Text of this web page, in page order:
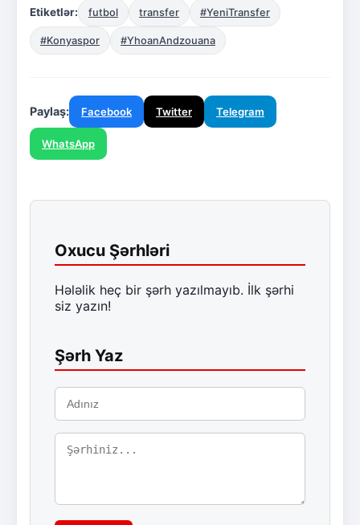
Etiketlər: futbol transfer #YeniTransfer
#Konyaspor #YhoanAndzouana
Paylaş: Facebook Twitter Telegram
WhatsApp
Oxucu Şərhləri
Hələlik heç bir şərh yazılmayıb. İlk şərhi
siz yazın!
Şərh Yaz